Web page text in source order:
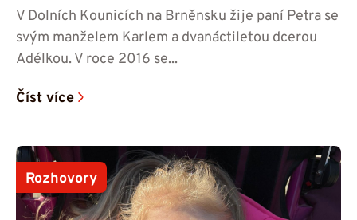
V Dolních Kounicích na Brněnsku žije paní Petra se
svým manželem Karlem a dvanáctiletou dcerou
Adélkou. V roce 2016 se...
Číst více
Rozhovory